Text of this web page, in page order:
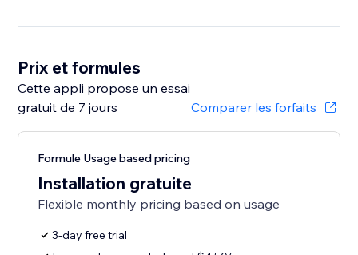
Prix et formules
Cette appli propose un essai
gratuit de 7 jours
Comparer les forfaits
Formule Usage based pricing
Installation gratuite
Flexible monthly pricing based on usage
3-day free trial